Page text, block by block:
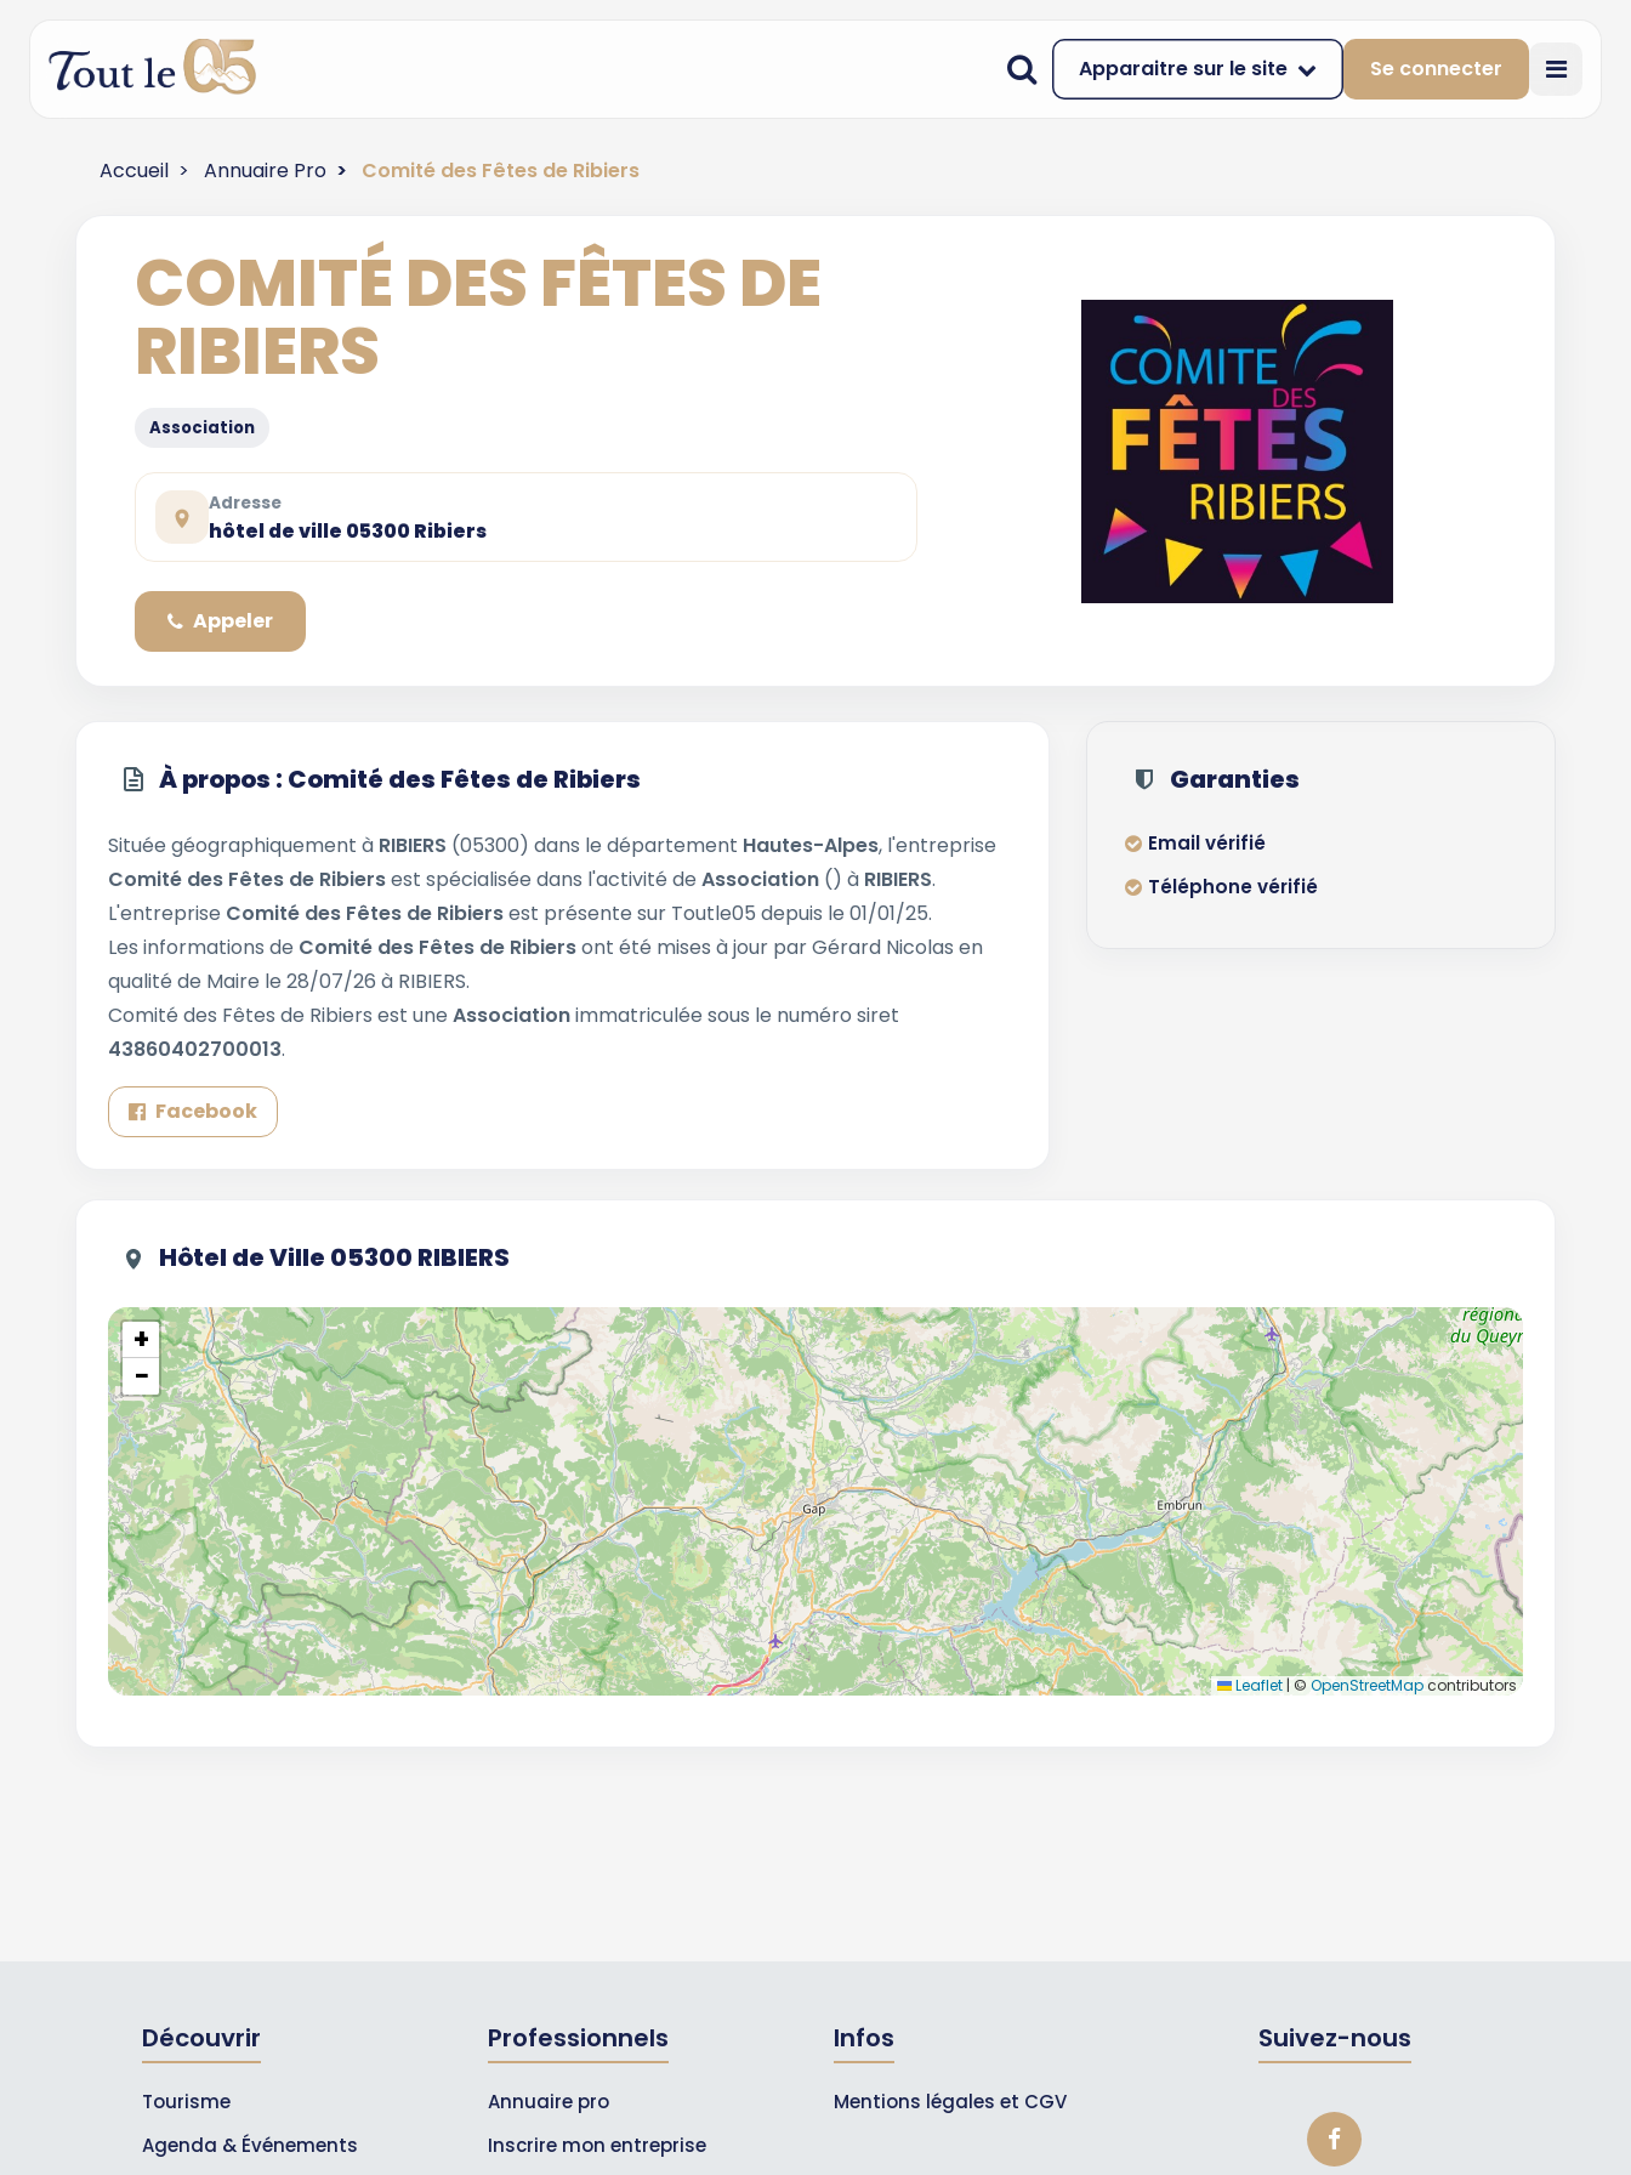
Apparaitre sur le site Se connecter
Accueil Annuaire Pro Comité des Fêtes de Ribiers
COMITÉ DES FÊTES DE
RIBIERS
Association
Adresse
hôtel de ville 05300 Ribiers
Appeler
À propos : Comité des Fêtes de Ribiers
Située géographiquement à RIBIERS (05300) dans le département Hautes-Alpes, l'entreprise
Comité des Fêtes de Ribiersest spécialisée dans l'activité de Association () à RIBIERS.
L'entreprise Comité des Fêtes de Ribiersest présente sur Toutle05 depuis le 01/01/25.
Les informations de Comité des Fêtes de Ribiersont été mises à jour par Gérard Nicolas en
qualité de Maire le 28/07/26 à RIBIERS.
Comité des Fêtes de Ribiers est une Associationimmatriculée sous le numéro siret
43860402700013.
Facebook
Garanties
Email vérifié
Téléphone vérifié
Hôtel de Ville 05300 RIBIERS
+
−
Leaflet | © OpenStreetMapcontributors
Découvrir
Tourisme
Agenda & Événements
Professionnels
Annuaire pro
Inscrire mon entreprise
Infos
Mentions légales et CGV
Suivez-nous